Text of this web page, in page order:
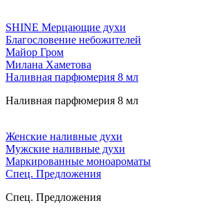
SHINE Мерцающие духи
Благословение небожителей
Майор Гром
Милана Хаметова
Наливная парфюмерия 8 мл
Наливная парфюмерия 8 мл
Женские наливные духи
Мужские наливные духи
Маркированные моноароматы
Cпец. Предложения
Cпец. Предложения